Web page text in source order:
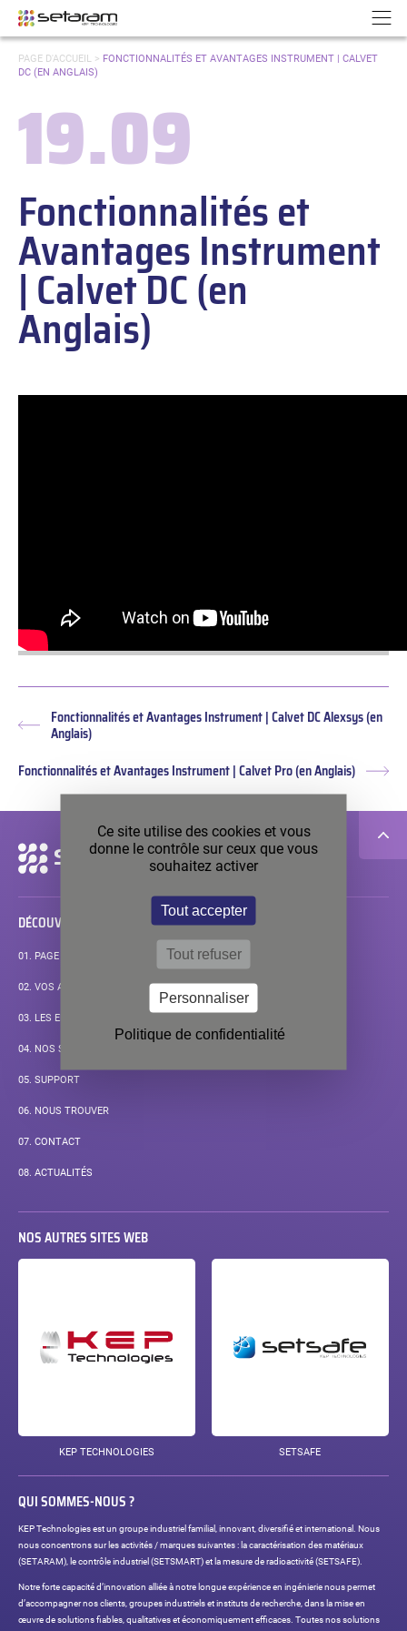
Aller au contenu
VOUS
ÊTES
PAGE D'ACCUEIL> FONCTIONNALITÉS ET AVANTAGES INSTRUMENT | CALVET
DC (EN ANGLAIS)
Fonctionnalités et
Avantages Instrument
| Calvet DC (en
Anglais)
Date :
19.09
Article
Fonctionnalités et Avantages Instrument | Calvet DC Alexsys (en
Anglais)
Fonctionnalités et Avantages Instrument | Calvet Pro (en Anglais)
Navigation
secondaire
DÉCOUVRIR
01. PAGE D’ACCUEIL
02. VOS APPLICATIONS
03. LES ENJEUX DE VOS MESURES
04. NOS SOLUTIONS STANDARD
05. SUPPORT
06. NOUS TROUVER
07. CONTACT
08. ACTUALITÉS
NOS AUTRES SITES WEB
KEP TECHNOLOGIES SETSAFE
QUI SOMMES-NOUS ?
KEP Technologies est un groupe industriel familial, innovant, diversifié et international. Nous
nous concentrons sur les activités / marques suivantes : la caractérisation des matériaux
(SETARAM), le contrôle industriel (SETSMART) et la mesure de radioactivité (SETSAFE).
Notre forte capacité d’innovation alliée à notre longue expérience en ingénierie nous permet
d’accompagner nos clients, groupes industriels et instituts de recherche, dans la mise en
œuvre de solutions fiables, qualitatives et économiquement efficaces. Toutes nos solutions
Panneau de gestion des cookies
Ce site utilise des cookies et vous
donne le contrôle sur ceux que vous
souhaitez activer
Tout accepter
Tout refuser
Personnaliser
Politique de confidentialité